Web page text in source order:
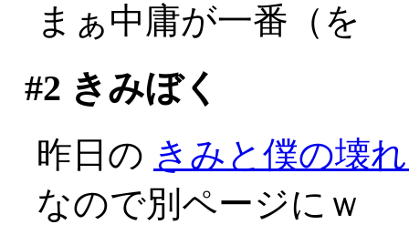
まぁ中庸が一番（を
#2 きみぼく
昨日の きみと僕の壊
なので別ページにｗ